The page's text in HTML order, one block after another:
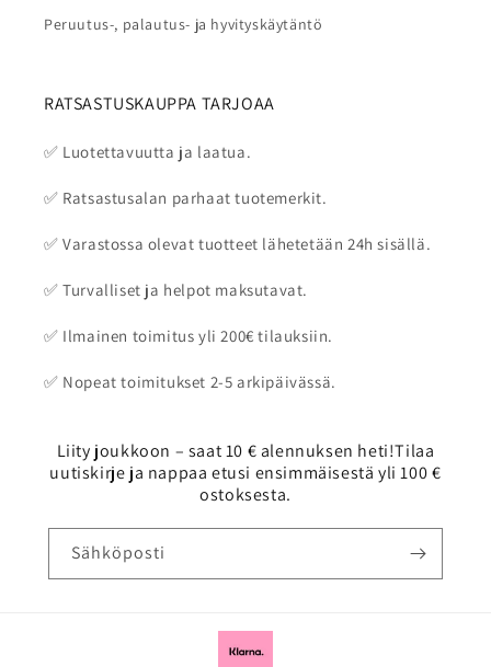
Peruutus-, palautus- ja hyvityskäytäntö
RATSASTUSKAUPPA TARJOAA
✅ Luotettavuutta ja laatua.
✅ Ratsastusalan parhaat tuotemerkit.
✅ Varastossa olevat tuotteet lähetetään 24h sisällä.
✅ Turvalliset ja helpot maksutavat.
✅ Ilmainen toimitus yli 200€ tilauksiin.
✅ Nopeat toimitukset 2-5 arkipäivässä.
Liity joukkoon – saat 10 € alennuksen heti!Tilaa
uutiskirje ja nappaa etusi ensimmäisestä yli 100 €
ostoksesta.
Sähköposti